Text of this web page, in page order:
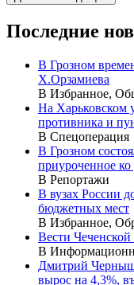
Последние
В Грозном
Х.Орзамиева
В Избранное,
На Харьковском
противника и
В Спецоперация
В Грозном
приуроченное
В Репортажи
В вузах России
бюджетных мест
В Избранное,
Вести
В
Дмитрий
вырос на 4,3%,